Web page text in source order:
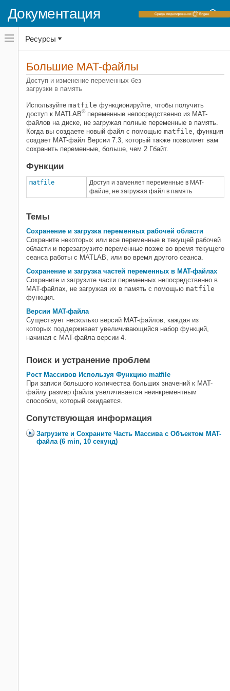
Документация
Переключатель
навигационного
меню
переключатель
навигационного
MATLAB
Импорт и анализ данных
Большие файлы и Большие данные
Категория
Datastore
"Высокие" массивы
MapReduce
Большие MAT-файлы
Файлы Parquet
Ресурсы
Большие MAT-файлы
Доступ и изменение переменных без
загрузки в память
Используйте matfile функционируйте, чтобы получить
доступ к MATLAB®переменные непосредственно из MAT-
файлов на диске, не загружая полные переменные в память.
Когда вы создаете новый файл с помощью matfile, функция
создает MAT-файл Версии 7.3, который также позволяет вам
сохранить переменные, больше, чем 2 Гбайт.
Функции
matfile
Доступ и заменяет переменные в MAT-
файле, не загружая файл в память
Темы
Сохранение и загрузка переменных рабочей области
Сохраните некоторых или все переменные в текущей рабочей
области и перезагрузите переменные позже во время текущего
сеанса работы с MATLAB, или во время другого сеанса.
Сохранение и загрузка частей переменных в MAT-файлах
Сохраните и загрузите части переменных непосредственно в
MAT-файлах, не загружая их в память с помощью matfile
функция.
Версии MAT-файла
Существует несколько версий MAT-файлов, каждая из
которых поддерживает увеличивающийся набор функций,
начиная с MAT-файла версии 4.
Поиск и устранение проблем
Рост Массивов Используя Функцию matfile
При записи большого количества больших значений к MAT-
файлу размер файла увеличивается неинкрементным
способом, который ожидается.
Сопутствующая информация
Загрузите и Сохраните Часть Массива с Объектом MAT-
файла (6 min, 10 секунд)